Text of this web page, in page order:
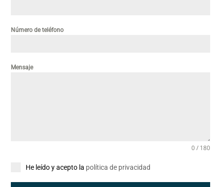
Número de teléfono
Mensaje
0 / 180
He leído y acepto la política de privacidad